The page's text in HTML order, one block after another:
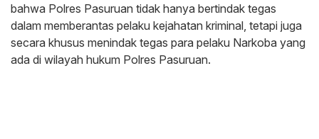
bahwa Polres Pasuruan tidak hanya bertindak tegas
dalam memberantas pelaku kejahatan kriminal, tetapi juga
secara khusus menindak tegas para pelaku Narkoba yang
ada di wilayah hukum Polres Pasuruan.